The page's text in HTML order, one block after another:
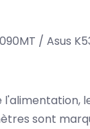
/ Asus
l'alimentation,
sont